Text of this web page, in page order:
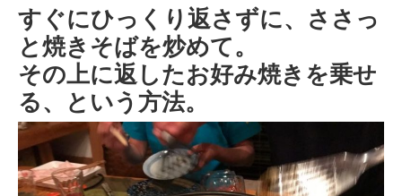
すぐにひっくり返さずに、ささっ
と焼きそばを炒めて。
その上に返したお好み焼きを乗せ
る、という方法。